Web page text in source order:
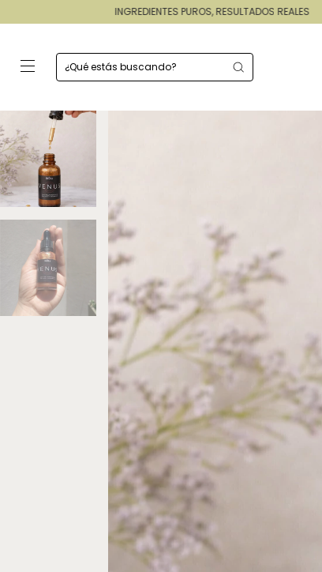
INGREDIENTES PUROS, RESULTADOS REALES 6 CUOTAS SIN